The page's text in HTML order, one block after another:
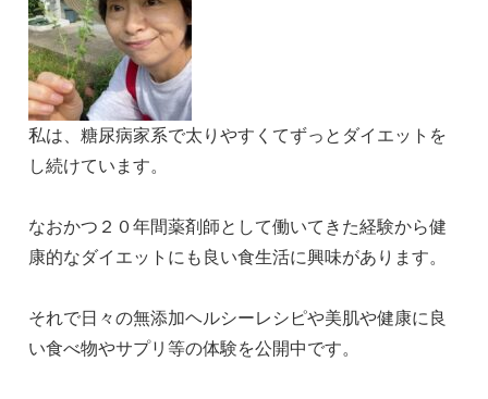
私は、糖尿病家系で太りやすくてずっとダイエットを
し続けています。
なおかつ２０年間薬剤師として働いてきた経験から健
康的なダイエットにも良い食生活に興味があります。
それで日々の無添加ヘルシーレシピや美肌や健康に良
い食べ物やサプリ等の体験を公開中です。